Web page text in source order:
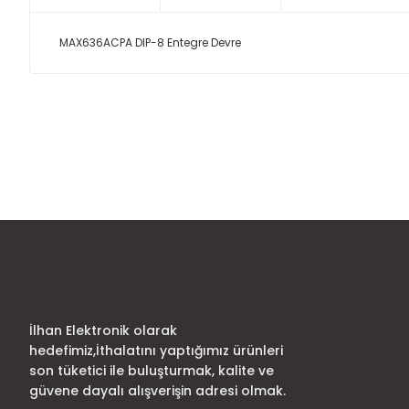
MAX636ACPA DIP-8 Entegre Devre
Ürün bilgilerinde hatalar bulunuyor.
İlhan Elektronik olarak
hedefimiz,İthalatını yaptığımız ürünleri
son tüketici ile buluşturmak, kalite ve
güvene dayalı alışverişin adresi olmak.